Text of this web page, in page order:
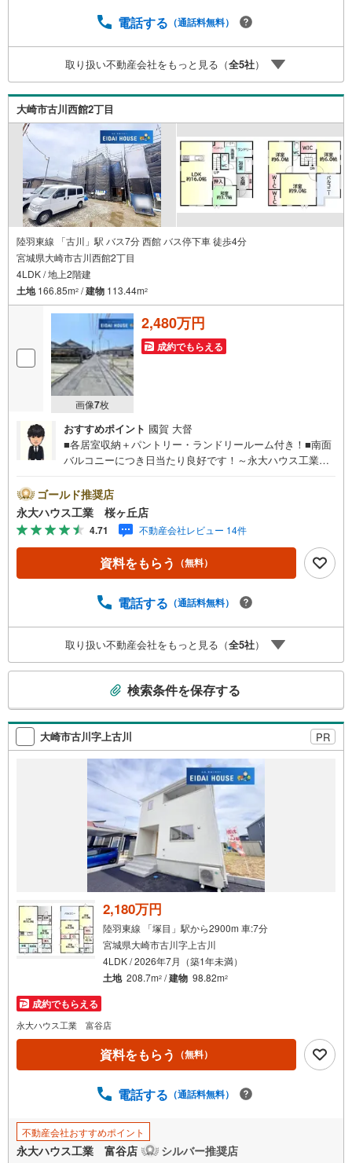
様々なご質問はもちろん、ご購入時に気になる住宅ローン
店舗ではキッズスペースも完備！お子様連れのご家族様で
是非お越しください。営業時間:10:00～18:00（定休日火・
水曜日※店舗により変動あり）現地のご案内も可能ですの
で、どうぞお気軽にお問い合わせください！
電話する （通話料無料）
取り扱い不動産会社をもっと見る（全5社）
大崎市古川西館2丁目
陸羽東線 「古川」駅 バス7分 西館 バス停下車 徒歩4分
宮城県大崎市古川西館2丁目
4LDK / 地上2階建
土地166.85m2 /建物 113.44m2
画像7枚
2,480万円
成約でもらえる
おすすめポイント 國賀 大督
■各居室収納＋パントリー・ランドリールーム付き！■南面
バルコニーにつき日当たり良好です！～永大ハウス工業の
らでは当社の強みを大きく2つに分けてご紹介！1.＜豊富な
不動産知識＞戸建・マンション・土地...と種別を問わず不
動産を取り扱っております。更に教育施設や商業施設、子
育て環境や行政などの地域情報を総合し、お客様により良
い物件選びをして頂けるよう、しっかりとサポートさせて
頂きます。2.＜経験豊富なスタッフ＞当社では【購入】
様々なご質問はもちろん、ご購入時に気になる住宅ローン
店舗ではキッズスペースも完備！お子様連れのご家族様で
是非お越しください。営業時間:10:00～18:00（定休日火・
水曜日※店舗により変動あり）現地のご案内も可能ですの
ゴールド推奨店
永大ハウス工業 桜ヶ丘店
4.71 不動産会社レビュー 14件
資料をもらう （無料）
電話する （通話料無料）
取り扱い不動産会社をもっと見る（全5社）
検
索
条
る
条
件
イ
ペ
ー
す
る
検索条件を保存する
大崎市古川字上古川 PR
2,180万円
陸羽東線 「塚目」駅から2900m 車:7分
宮城県大崎市古川字上古川
4LDK / 2026年7月（築1年未満）
土地 208.7m2 /建物 98.82m2
成約でもらえる
永大ハウス工業 富谷店
資料をもらう （無料）
電話する （通話料無料）
不動産会社おすすめポイント
永大ハウス工業 富谷店 シルバー推奨店